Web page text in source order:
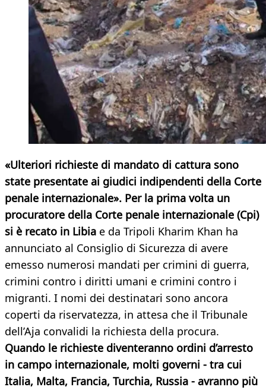
«Ulteriori richieste di mandato di cattura sono
state presentate ai giudici indipendenti della Corte
penale internazionale». Per la prima volta un
procuratore della Corte penale internazionale (Cpi)
si è recato in Libia e da Tripoli Kharim Khan ha
annunciato al Consiglio di Sicurezza di avere
emesso numerosi mandati per crimini di guerra,
crimini contro i diritti umani e crimini contro i
migranti. I nomi dei destinatari sono ancora
coperti da riservatezza, in attesa che il Tribunale
dell’Aja convalidi la richiesta della procura.
Quando le richieste diventeranno ordini d’arresto
in campo internazionale, molti governi - tra cui
Italia, Malta, Francia, Turchia, Russia - avranno più